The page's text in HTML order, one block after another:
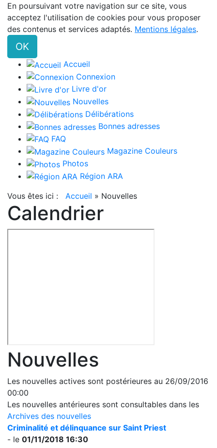
En poursuivant votre navigation sur ce site, vous
acceptez l'utilisation de cookies pour vous proposer
des contenus et services adaptés. Mentions légales.
OK
Accueil
Connexion
Livre d'or
Nouvelles
Délibérations
Bonnes adresses
FAQ
Magazine Couleurs
Photos
Région ARA
Vous êtes ici : Accueil » Nouvelles
Calendrier
Nouvelles
Les nouvelles actives sont postérieures au 26/09/2016
00:00
Les nouvelles antérieures sont consultables dans les
Archives des nouvelles
Criminalité et délinquance sur Saint Priest
- le 01/11/2018 16:30